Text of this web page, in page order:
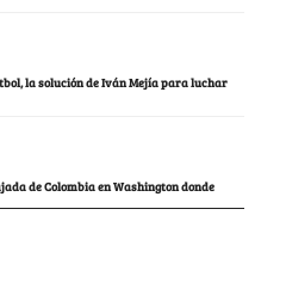
la solución de Iván Mejía para luchar
de Colombia en Washington donde